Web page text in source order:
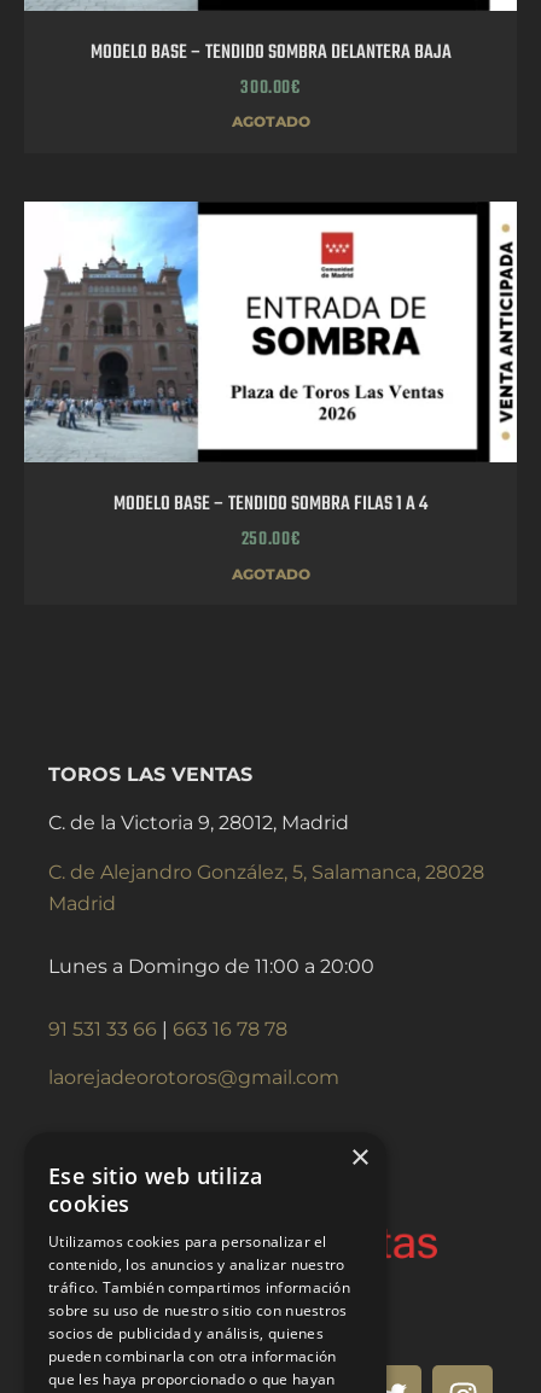
MODELO BASE – TENDIDO SOMBRA DELANTERA BAJA
300.00€
AGOTADO
MODELO BASE – TENDIDO SOMBRA FILAS 1 A 4
250.00€
AGOTADO
TOROS LAS VENTAS
C. de la Victoria 9, 28012, Madrid
C. de Alejandro González, 5, Salamanca, 28028
Madrid
Lunes a Domingo de 11:00 a 20:00
91 531 33 66 | 663 16 78 78
laorejadeorotoros@gmail.com
×
Ese sitio web utiliza
cookies
Utilizamos cookies para personalizar el
contenido, los anuncios y analizar nuestro
tráfico. También compartimos información
sobre su uso de nuestro sitio con nuestros
socios de publicidad y análisis, quienes
pueden combinarla con otra información
que les haya proporcionado o que hayan